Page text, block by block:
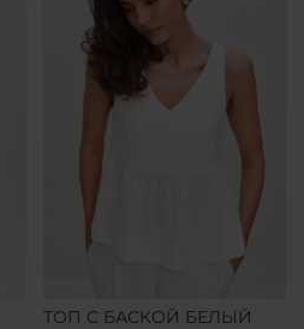
ТОП С БАСКОЙ БЕЛЫЙ